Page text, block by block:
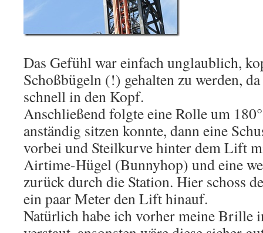
Das Gefühl war einfach unglaublich,
Schoßbügeln (!) gehalten zu werden,
schnell in den Kopf.
Anschließend folgte eine Rolle um
anständig sitzen konnte, dann eine
vorbei und Steilkurve hinter dem Lift
Airtime-Hügel (Bunnyhop) und eine
zurück durch die Station. Hier schoss
ein paar Meter den Lift hinauf.
Natürlich habe ich vorher meine Brille